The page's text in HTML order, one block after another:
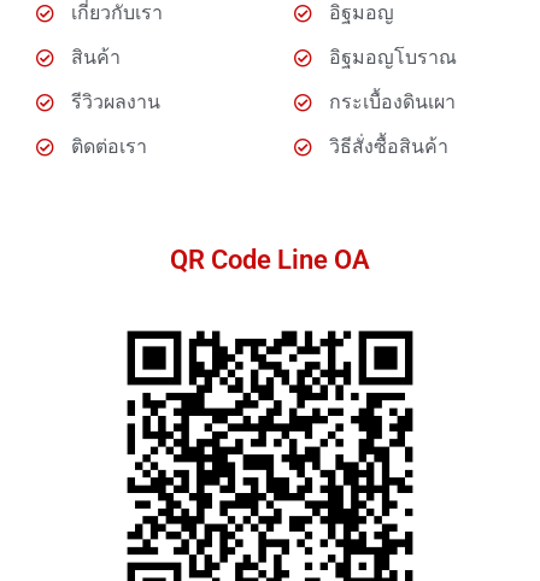
เกี่ยวกับเรา
สินค้า
รีวิวผลงาน
ติดต่อเรา
อิฐมอญ
อิฐมอญโบราณ
กระเบื้องดินเผา
วิธีสั่งซื้อสินค้า
QR Code Line OA